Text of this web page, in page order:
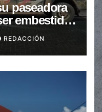
paseadora
embestidas
REDACCIÓN